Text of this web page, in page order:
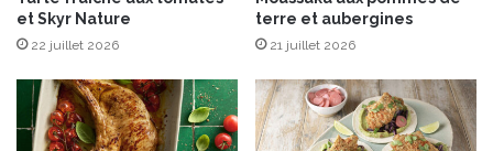
e
s
o
r
et Skyr Nature
22 juillet 2026
terre et aubergines
21 juillet 2026